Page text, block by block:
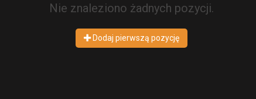
Nie znaleziono żadnych pozycji.
Dodaj pierwszą pozycję